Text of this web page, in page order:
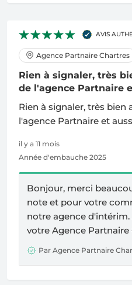
AVIS
Agence Partnaire Chartres
Rien à signaler, très
de l'agence Partnaire
Rien à signaler, très bien
l'agence Partnaire et
il y a 11 mois
Année d'embauche 2025
Bonjour, merci
note et pour votre
notre agence
votre Agence Partnaire
Par Agence Partnaire